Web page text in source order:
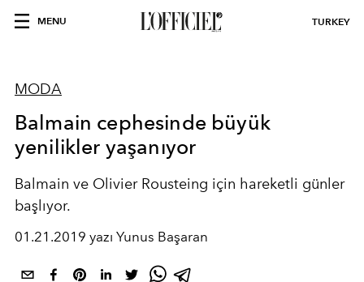
MENU TURKEY
MODA
Balmain cephesinde büyük
yenilikler yaşanıyor
Balmain ve Olivier Rousteing için hareketli günler
başlıyor.
01.21.2019 yazı Yunus Başaran